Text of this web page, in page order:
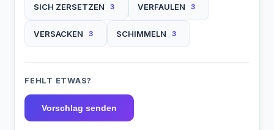
SICH ZERSETZEN 3 VERFAULEN 3
VERSACKEN 3 SCHIMMELN 3
FEHLT ETWAS?
Vorschlag senden